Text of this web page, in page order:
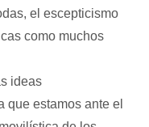
el escepticismo
como muchos
ideas
que estamos ante el